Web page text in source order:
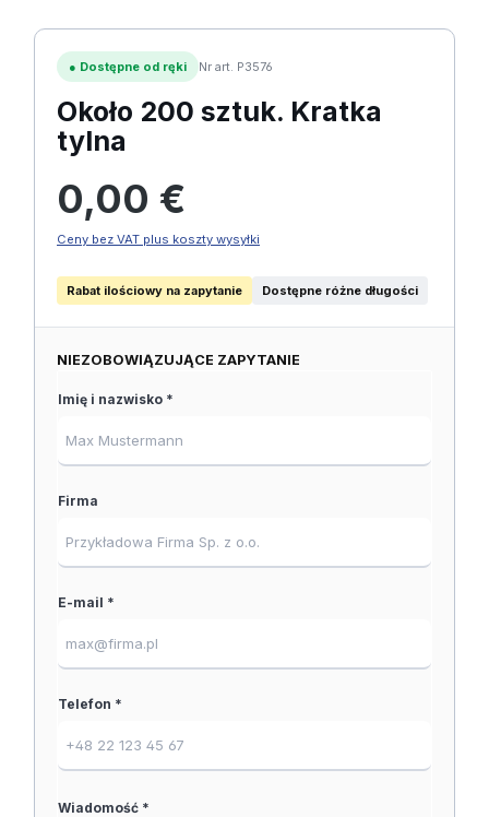
● Dostępne od ręki Nr art. P3576
Około 200 sztuk. Kratka
tylna
0,00 €
Ceny bez VAT plus koszty wysyłki
Rabat ilościowy na zapytanie Dostępne różne długości
NIEZOBOWIĄZUJĄCE ZAPYTANIE
Imię i nazwisko *
Firma
E-mail *
Telefon *
Wiadomość *